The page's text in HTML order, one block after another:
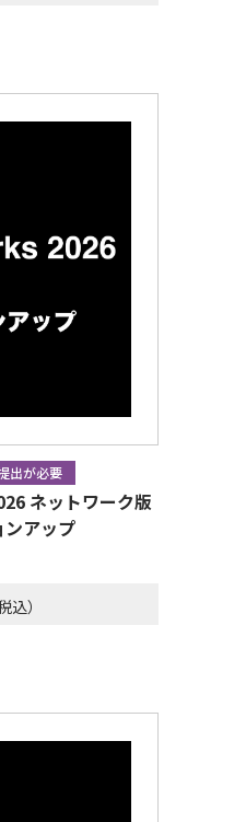
出が必要
ネットワーク版
アップ
込）